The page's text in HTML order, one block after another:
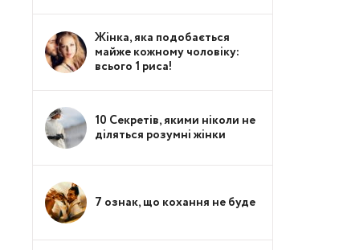
Жінка, яка подобається
майже кожному чоловіку:
всього 1 риса!
10 Секретів, якими ніколи не
діляться розумні жінки
7 ознак, що кохання не буде